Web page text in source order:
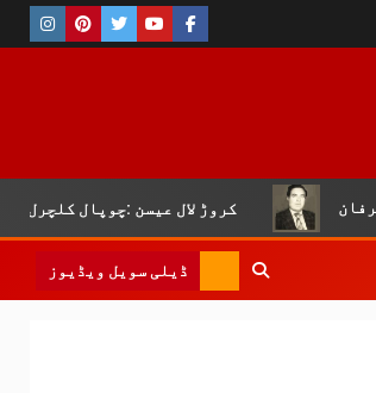
کروڑ لال عیسن :چوپال کلچرل اینڈ
ڈیلی سویل ویڈیوز